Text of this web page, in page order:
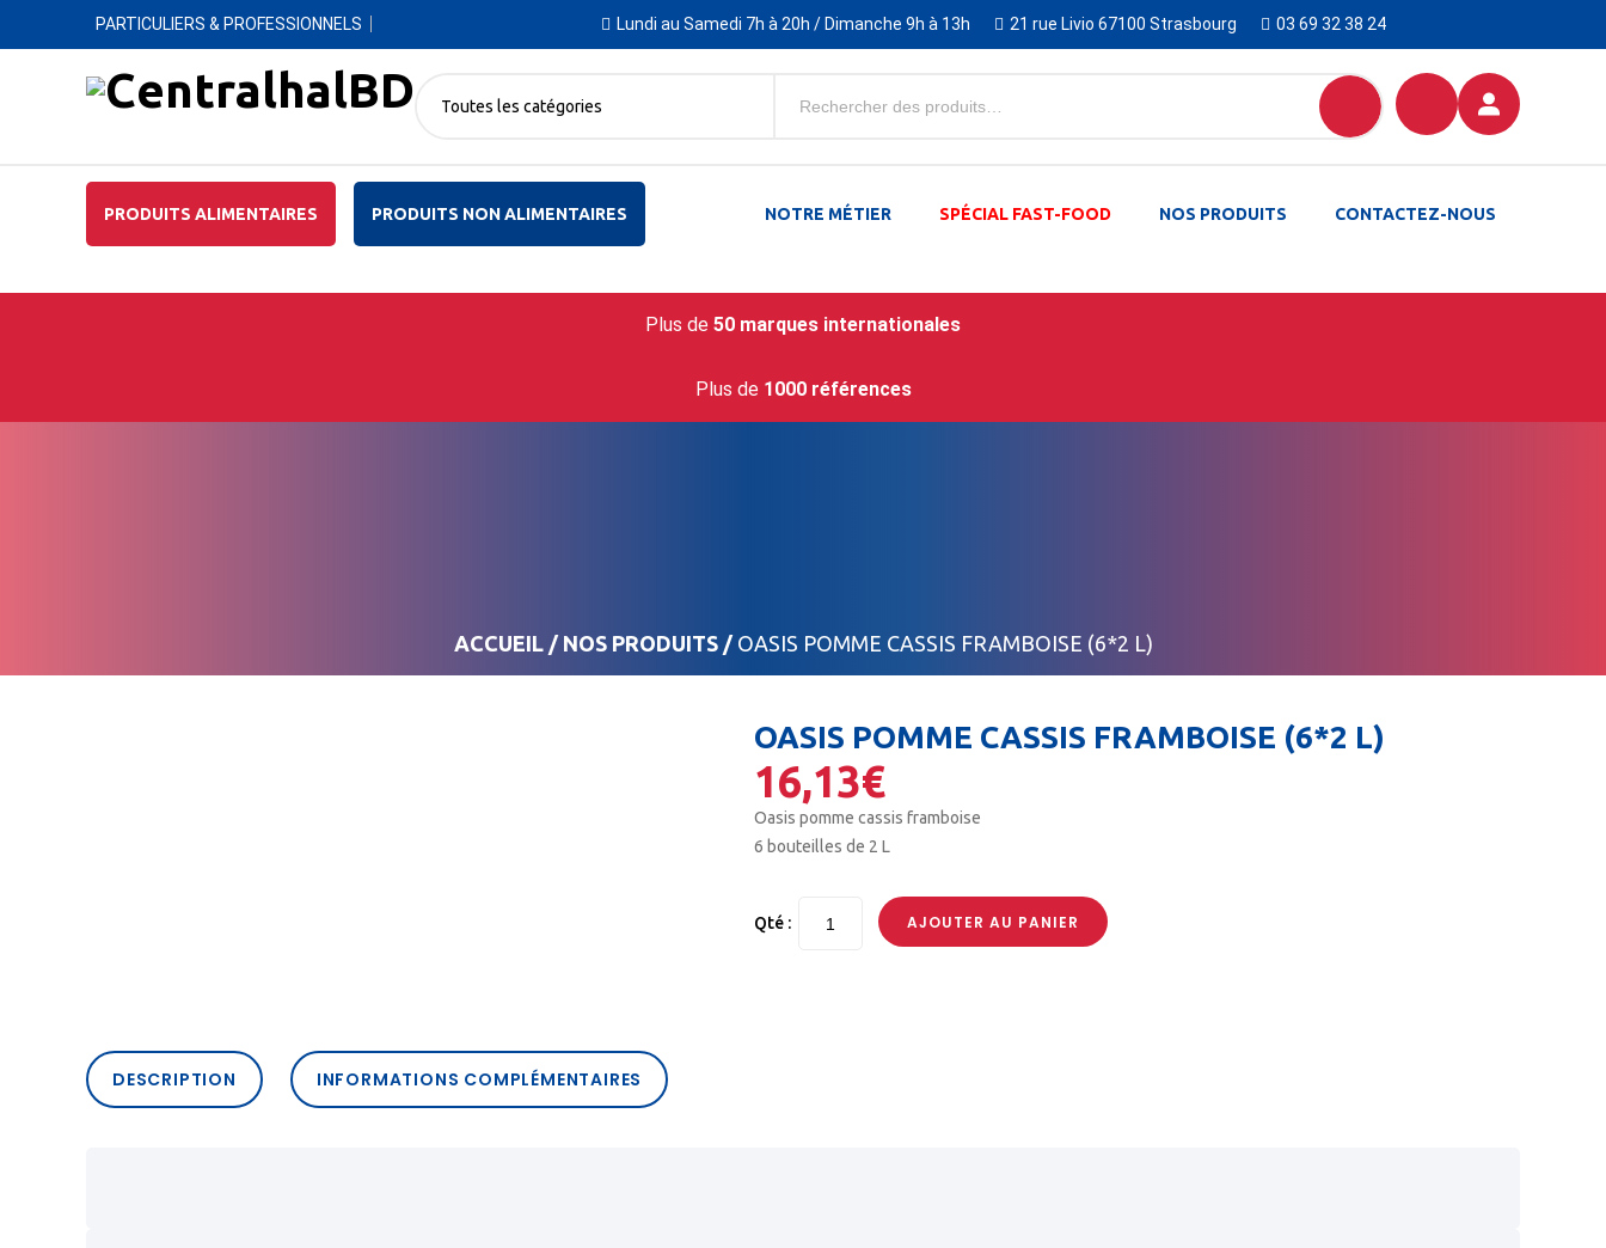
PARTICULIERS & PROFESSIONNELS Lundi au Samedi 7h à 20h / Dimanche 9h à 13h 21 rue Livio 67100 Strasbourg 03 69 32 38 24
Toutes les catégories
PRODUITS ALIMENTAIRES PRODUITS NON ALIMENTAIRES CONTACTEZ-NOUS
NOS PRODUITS
SPÉCIAL FAST-FOOD
NOTRE MÉTIER
Plus de 50 marques internationales
Plus de 1000 références
ACCUEIL/ NOS PRODUITS/ OASIS POMME CASSIS FRAMBOISE (6*2 L)
OASIS POMME CASSIS FRAMBOISE (6*2 L)
16,13€
Oasis pomme cassis framboise
6 bouteilles de 2 L
Qté : AJOUTER AU PANIER
DESCRIPTION INFORMATIONS COMPLÉMENTAIRES